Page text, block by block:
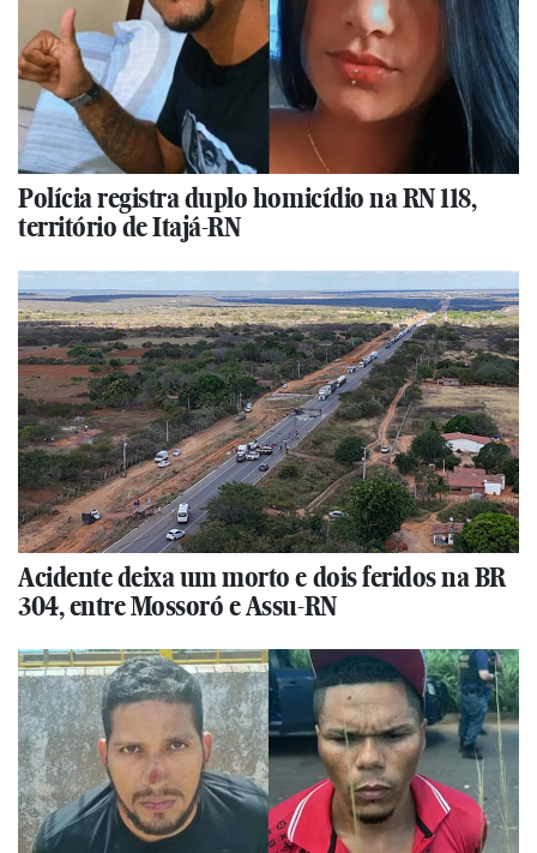
Polícia registra duplo homicídio na RN 118,
território de Itajá-RN
Acidente deixa um morto e dois feridos na BR
304, entre Mossoró e Assu-RN